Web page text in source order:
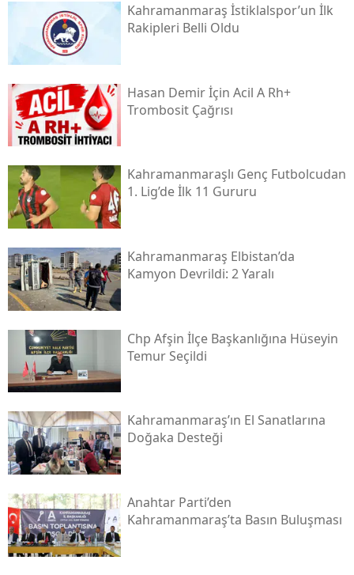
Kahramanmaraş İstiklalspor’un İlk
Rakipleri Belli Oldu
Hasan Demir İçin Acil A Rh+
Trombosit Çağrısı
Kahramanmaraşlı Genç Futbolcudan
1. Lig’de İlk 11 Gururu
Kahramanmaraş Elbistan’da
Kamyon Devrildi: 2 Yaralı
Chp Afşin İlçe Başkanlığına Hüseyin
Temur Seçildi
Kahramanmaraş’ın El Sanatlarına
Doğaka Desteği
Anahtar Parti’den
Kahramanmaraş’ta Basın Buluşması